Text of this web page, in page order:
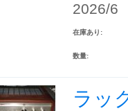
2026/6
在庫あり:
数量:
ラッ